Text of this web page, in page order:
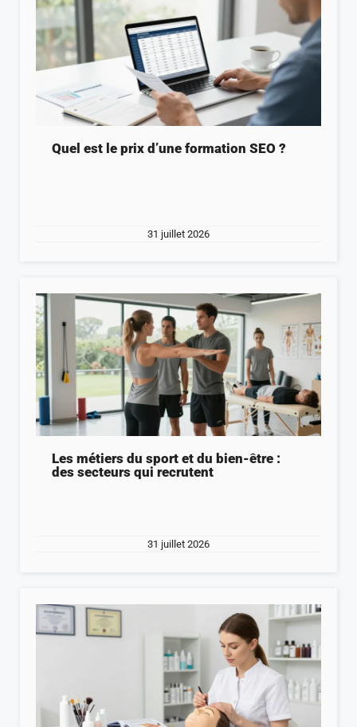
Quel est le prix d’une formation SEO ?
31 juillet 2026
Les métiers du sport et du bien-être :
des secteurs qui recrutent
31 juillet 2026